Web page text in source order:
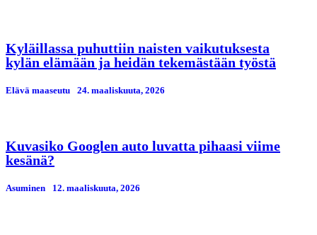
Kyläillassa puhuttiin naisten vaikutuksesta
kylän elämään ja heidän tekemästään työstä
Elävä maaseutu 24. maaliskuuta, 2026
Kuvasiko Googlen auto luvatta pihaasi viime
kesänä?
Asuminen 12. maaliskuuta, 2026